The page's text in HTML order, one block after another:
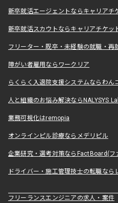
新卒就活エージェントならキャリアチ
新卒就活スカウトならキャリアチケッ
フリーター・既卒・未経験の就職・再
障がい者雇用ならワークリア
らくらく入退院支援システムならわん
人と組織のお悩み解決ならNALYSYS
業務可視化はremopia
オンラインピル診療ならメデリピル
企業研究・選考対策ならFactBoard(フ
ドライバー・施工管理技士の転職なら
フリーランスエンジニアの求人・案件